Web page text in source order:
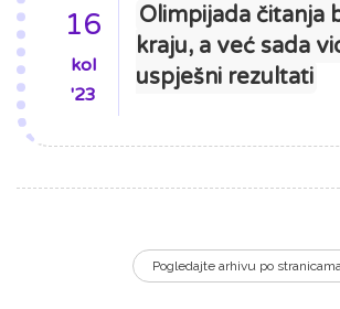
16
kol
'23
Olimpijada čitanja
kraju, a već sada
uspješni rezultati
Pogledajte arhivu po stranicama